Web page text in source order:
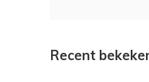
Recent